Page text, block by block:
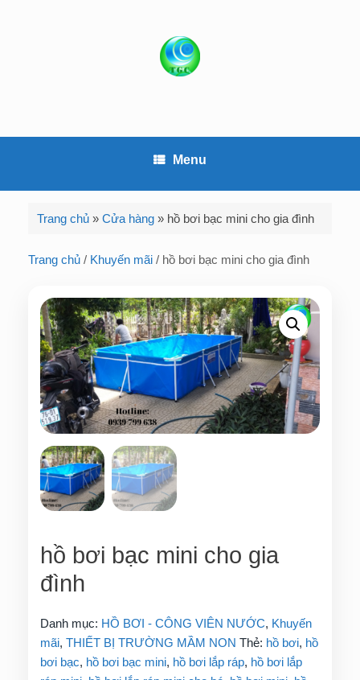
Menu
Trang chủ »Cửa hàng » hồ bơi bạc mini cho gia đình
Trang chủ / Khuyến mãi / hồ bơi bạc mini cho gia đình
hồ bơi bạc mini cho gia
đình
Danh mục: HỒ BƠI - CÔNG VIÊN NƯỚC, Khuyến
mãi, THIẾT BỊ TRƯỜNG MẦM NON Thẻ: hồ bơi, hồ
bơi bạc, hồ bơi bạc mini, hồ bơi lắp ráp, hồ bơi lắp